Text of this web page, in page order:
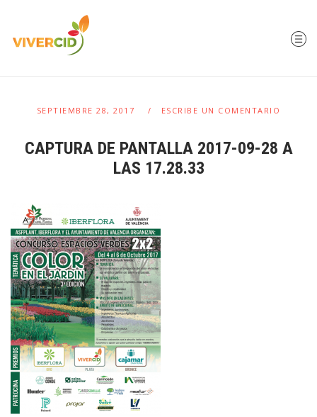
SEPTIEMBRE 28, 2017 ESCRIBE UN COMENTARIO
CAPTURA DE PANTALLA 2017-09-28 A
LAS 17.28.33